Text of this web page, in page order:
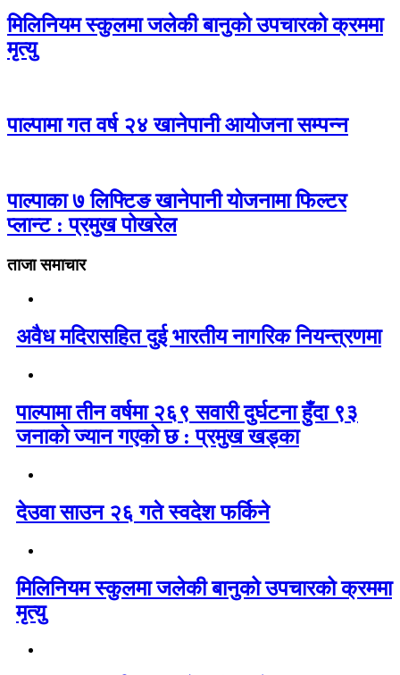
मिलिनियम स्कुलमा जलेकी बानुको उपचारको क्रममा
मृत्यु
पाल्पामा गत वर्ष २४ खानेपानी आयोजना सम्पन्न
पाल्पाका ७ लिफ्टिङ खानेपानी योजनामा फिल्टर
प्लान्ट : प्रमुख पोखरेल
ताजा समाचार
अवैध मदिरासहित दुई भारतीय नागरिक नियन्त्रणमा
पाल्पामा तीन वर्षमा २६९ सवारी दुर्घटना हुँदा ९३
जनाको ज्यान गएको छ : प्रमुख खड्का
देउवा साउन २६ गते स्वदेश फर्किने
मिलिनियम स्कुलमा जलेकी बानुको उपचारको क्रममा
मृत्यु